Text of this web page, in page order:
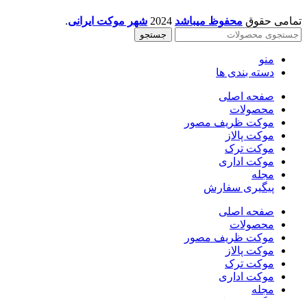
تمامی حقوق محفوظ میباشد شهر موکت ایرانی.
جستجو
منو
دسته بندی ها
صفحه اصلی
محصولات
موکت ظریف مصور
موکت پالاز
موکت ترک
موکت اداری
مجله
پیگیری سفارش
صفحه اصلی
محصولات
موکت ظریف مصور
موکت پالاز
موکت ترک
موکت اداری
مجله